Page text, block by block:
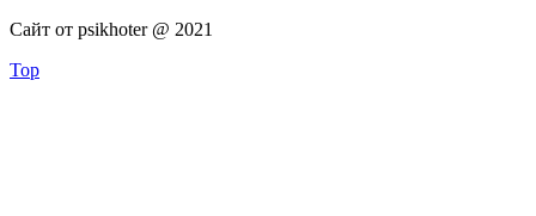
Сайт от psikhoter @ 2021
Top